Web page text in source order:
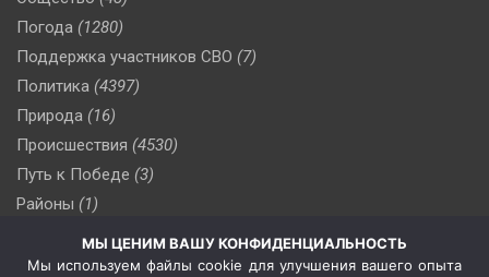
Погода (1280)
Поддержка участников СВО (7)
Политика (4397)
Природа (16)
Происшествия (4530)
Путь к Победе (3)
Районы (1)
(510)
Сельское хозяйство (3)
МЫ ЦЕНИМ ВАШУ КОНФИДЕНЦИАЛЬНОСТЬ
Мы используем файлы cookie для улучшения вашего опыта